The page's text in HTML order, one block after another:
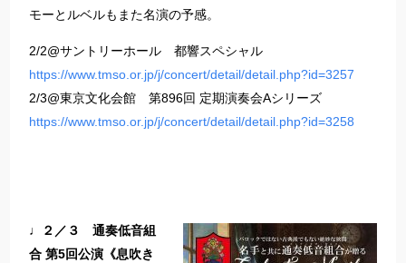
モーとルベルもまた名演の予感。
2/2@サントリーホール 都響スペシャル
https://www.tmso.or.jp/j/concert/detail/detail.php?id=3257
2/3@東京文化会館 第896回 定期演奏会Aシリーズ
https://www.tmso.or.jp/j/concert/detail/detail.php?id=3258
♩２／３ 通奏低音組
合 第5回公演《息吹き